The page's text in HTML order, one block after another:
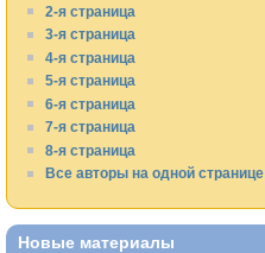
2-я страница
3-я страница
4-я страница
5-я страница
6-я страница
7-я страница
8-я страница
Все авторы на одной странице
Новые материалы